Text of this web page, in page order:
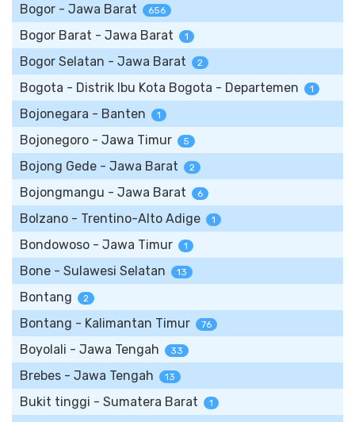
Bogor - Jawa Barat 656
Bogor Barat - Jawa Barat 1
Bogor Selatan - Jawa Barat 2
Bogota - Distrik Ibu Kota Bogota - Departemen 1
Bojonegara - Banten 1
Bojonegoro - Jawa Timur 5
Bojong Gede - Jawa Barat 2
Bojongmangu - Jawa Barat 6
Bolzano - Trentino-Alto Adige 1
Bondowoso - Jawa Timur 1
Bone - Sulawesi Selatan 13
Bontang 2
Bontang - Kalimantan Timur 76
Boyolali - Jawa Tengah 33
Brebes - Jawa Tengah 13
Bukit tinggi - Sumatera Barat 1